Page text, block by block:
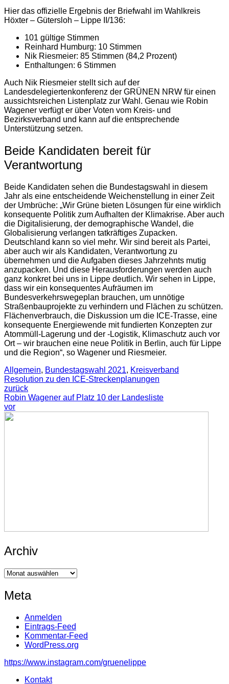
Hier das offizielle Ergebnis der Briefwahl im Wahlkreis
Höxter – Gütersloh – Lippe II/136:
101 gültige Stimmen
Reinhard Humburg: 10 Stimmen
Nik Riesmeier: 85 Stimmen (84,2 Prozent)
Enthaltungen: 6 Stimmen
Auch Nik Riesmeier stellt sich auf der
Landesdelegiertenkonferenz der GRÜNEN NRW für einen
aussichtsreichen Listenplatz zur Wahl. Genau wie Robin
Wagener verfügt er über Voten vom Kreis- und
Bezirksverband und kann auf die entsprechende
Unterstützung setzen.
Beide Kandidaten bereit für
Verantwortung
Beide Kandidaten sehen die Bundestagswahl in diesem
Jahr als eine entscheidende Weichenstellung in einer Zeit
der Umbrüche: „Wir Grüne bieten Lösungen für eine wirklich
konsequente Politik zum Aufhalten der Klimakrise. Aber auch
die Digitalisierung, der demographische Wandel, die
Globalisierung verlangen tatkräftiges Zupacken.
Deutschland kann so viel mehr. Wir sind bereit als Partei,
aber auch wir als Kandidaten, Verantwortung zu
übernehmen und die Aufgaben dieses Jahrzehnts mutig
anzupacken. Und diese Herausforderungen werden auch
ganz konkret bei uns in Lippe deutlich. Wir sehen in Lippe,
dass wir ein konsequentes Aufräumen im
Bundesverkehrswegeplan brauchen, um unnötige
Straßenbauprojekte zu verhindern und Flächen zu schützen.
Flächenverbrauch, die Diskussion um die ICE-Trasse, eine
konsequente Energiewende mit fundierten Konzepten zur
Atommüll-Lagerung und der -Logistik, Klimaschutz auch vor
Ort – wir brauchen eine neue Politik in Berlin, auch für Lippe
und die Region“, so Wagener und Riesmeier.
Allgemein, Bundestagswahl 2021, Kreisverband
Resolution zu den ICE-Streckenplanungen
zurück
Robin Wagener auf Platz 10 der Landesliste
vor
Archiv
Archiv
Meta
Anmelden
Eintrags-Feed
Kommentar-Feed
WordPress.org
https://www.instagram.com/gruenelippe
Kontakt